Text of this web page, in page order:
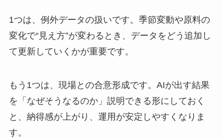
1つは、例外データの扱いです。季節変動や原料の
変化で“見え方”が変わるとき、データをどう追加し
て更新していくかが重要です。
もう1つは、現場との合意形成です。AIが出す結果
を「なぜそうなるのか」説明できる形にしておく
と、納得感が上がり、運用が安定しやすくなりま
す。